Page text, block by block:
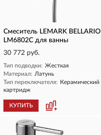
Смеситель LEMARK BELLARIO
LM6802C для ванны
30 772 руб.
Тип подводки: Жесткая
Материал: Латунь
Тип переключателя: Керамический
картридж
КУПИТЬ